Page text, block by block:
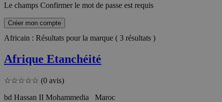
Le champs Confirmer le mot de passe est requis
Créer mon compte
Africain : Résultats pour la marque ( 3 résultats )
Afrique Etanchéité
☆☆☆☆☆ (0 avis)
bd Hassan II Mohammedia Maroc